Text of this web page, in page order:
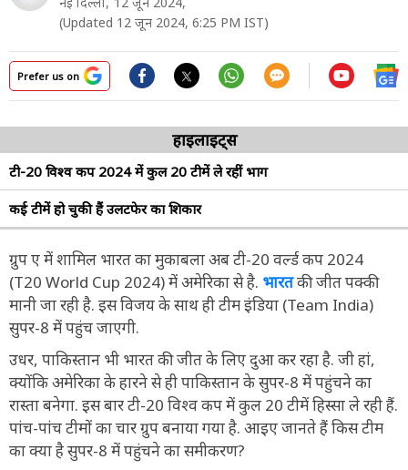
(Updated 12 जून 2024, 6:25 PM IST)
Prefer us on
हाइलाइट्स
टी-20 विश्व कप 2024 में कुल 20 टीमें ले रहीं भाग
कई टीमें हो चुकी हैं उलटफेर का शिकार
ग्रुप ए में शामिल भारत का मुकाबला अब टी-20 वर्ल्ड कप 2024
(T20 World Cup 2024) में अमेरिका से है. भारतकी जीत पक्की
मानी जा रही है. इस विजय के साथ ही टीम इंडिया (Team India)
सुपर-8 में पहुंच जाएगी.
उधर, पाकिस्तान भी भारत की जीत के लिए दुआ कर रहा है. जी हां,
क्योंकि अमेरिका के हारने से ही पाकिस्तान के सुपर-8 में पहुंचने का
रास्ता बनेगा. इस बार टी-20 विश्व कप में कुल 20 टीमें हिस्सा ले रही हैं.
पांच-पांच टीमों का चार ग्रुप बनाया गया है. आइए जानते हैं किस टीम
का क्या है सुपर-8 में पहुंचने का समीकरण?